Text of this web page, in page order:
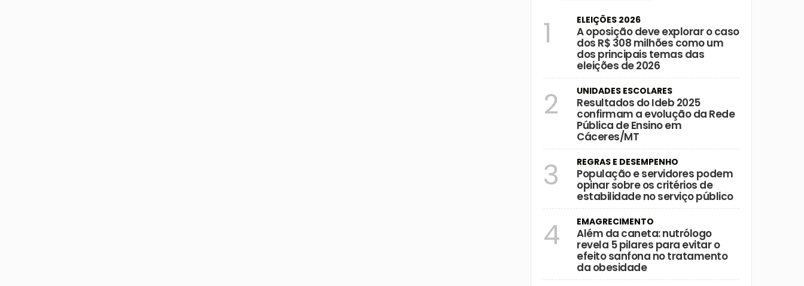
1 ELEIÇÕES 2026
A oposição deve explorar o caso
dos R$ 308 milhões como um
dos principais temas das
eleições de 2026
2 UNIDADES ESCOLARES
Resultados do Ideb 2025
confirmam a evolução da Rede
Pública de Ensino em
Cáceres/MT
3 REGRAS E DESEMPENHO
População e servidores podem
opinar sobre os critérios de
estabilidade no serviço público
4 EMAGRECIMENTO
Além da caneta: nutrólogo
revela 5 pilares para evitar o
efeito sanfona no tratamento
da obesidade